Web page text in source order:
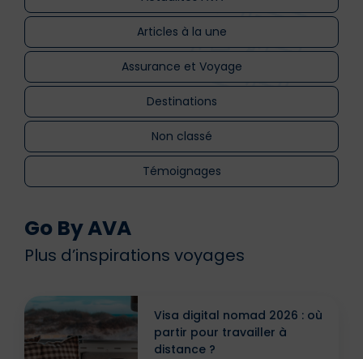
Articles à la une
Assurance et Voyage
Destinations
Non classé
Témoignages
Go By AVA
Plus d’inspirations voyages
Visa digital nomad 2026 : où
partir pour travailler à
distance ?